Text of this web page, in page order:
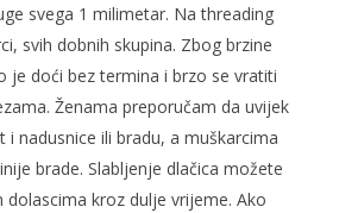
svega 1 milimetar. Na threading
svih dobnih skupina. Zbog brzine
je doći bez termina i brzo se vratiti
Ženama preporučam da uvijek
nadusnice ili bradu, a muškarcima
brade. Slabljenje dlačica možete
kroz dulje vrijeme. Ako